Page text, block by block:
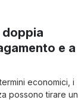
doppia
e a
economici, i
possono tirare un